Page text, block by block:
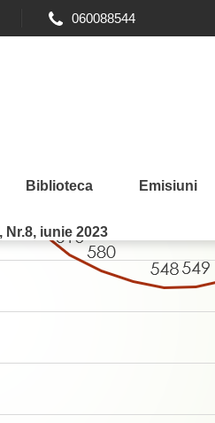
060088544
Biblioteca Emisiuni
iunie 2023